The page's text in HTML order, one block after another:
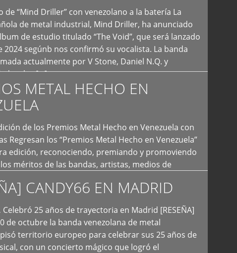
de “Mind Driller” con venezolano a la batería La
de metal industrial, Mind Driller, ha anunciado
de estudio titulado “The Void”, que será lanzado
2024 segúnb nos confirmó su vocalista. La banda
actualmente por V Stone, Daniel N.Q. y
a las […]
METAL HECHO EN
de los Premios Metal Hecho en Venezuela con
Regresan los “Premios Metal Hecho en Venezuela”
edición, reconociendo, premiando y promoviendo
méritos de las bandas, artistas, medios de
tendencias del metal y […]
CANDY66 EN MADRID
Celebró 25 años de trayectoria en Madrid [RESEÑA]
de octubre la banda venezolana de metal
territorio europeo para celebrar sus 25 años de
con un concierto mágico que logró el